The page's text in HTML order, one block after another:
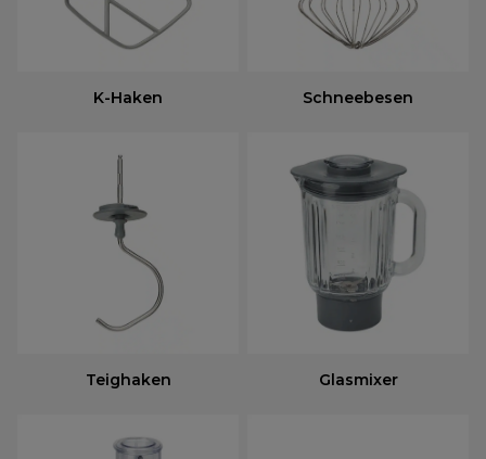
K-Haken Schneebesen
Teighaken Glasmixer